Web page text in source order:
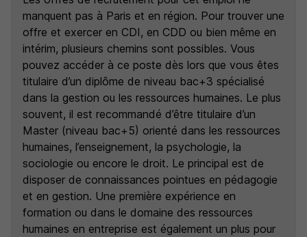
manquent pas à Paris et en région. Pour trouver une
offre et exercer en CDI, en CDD ou bien même en
intérim, plusieurs chemins sont possibles. Vous
pouvez accéder à ce poste dès lors que vous êtes
titulaire d’un diplôme de niveau bac+3 spécialisé
dans la gestion ou les ressources humaines. Le plus
souvent, il est recommandé d’être titulaire d’un
Master (niveau bac+5) orienté dans les ressources
humaines, l’enseignement, la psychologie, la
sociologie ou encore le droit. Le principal est de
disposer de connaissances pointues en pédagogie
et en gestion. Une première expérience en
formation ou dans le domaine des ressources
humaines en entreprise est également un plus pour